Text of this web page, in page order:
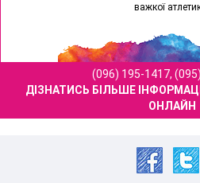
важкої
(096) 195-1417,
ДІЗНАТИСЬ БІЛЬШЕ
ОНЛАЙН